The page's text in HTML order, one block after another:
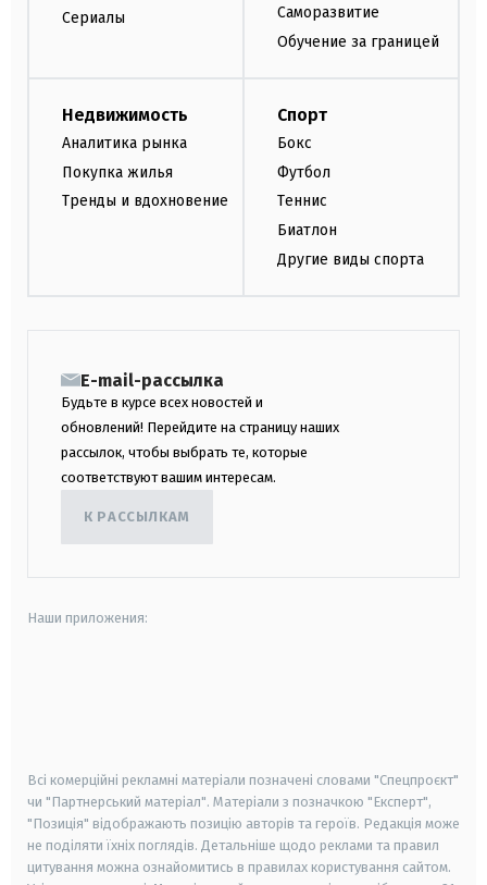
Сериалы
Саморазвитие
Обучение за границей
Недвижимость
Аналитика рынка
Покупка жилья
Тренды и вдохновение
Спорт
Бокс
Футбол
Теннис
Биатлон
Другие виды спорта
E-mail-рассылка
Будьте в курсе всех новостей и
обновлений! Перейдите на страницу наших
рассылок, чтобы выбрать те, которые
соответствуют вашим интересам.
К РАССЫЛКАМ
Наши приложения:
Всі комерційні рекламні матеріали позначені словами "Спецпроєкт"
чи "Партнерський матеріал". Матеріали з позначкою "Експерт",
"Позиція" відображають позицію авторів та героїв. Редакція може
не поділяти їхніх поглядів. Детальніше щодо реклами та правил
цитування можна ознайомитись в правилах користування сайтом.